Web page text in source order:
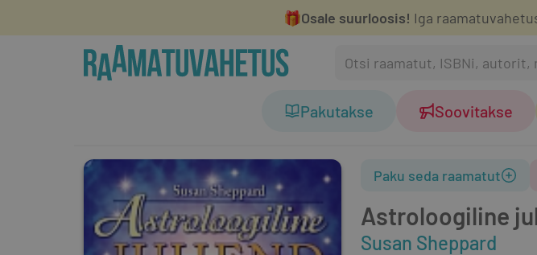
🎁Osale suurloosis! Iga
Pakutakse Soovitakse
Astroloogiline
Susan Sheppard
Paku seda raamatut